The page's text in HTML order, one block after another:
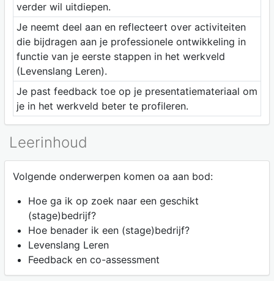
verder wil uitdiepen.
Je neemt deel aan en reflecteert over activiteiten
die bijdragen aan je professionele ontwikkeling in
functie van je eerste stappen in het werkveld
(Levenslang Leren).
Je past feedback toe op je presentatiemateriaal om
je in het werkveld beter te profileren.
Leerinhoud
Volgende onderwerpen komen oa aan bod:
Hoe ga ik op zoek naar een geschikt
(stage)bedrijf?
Hoe benader ik een (stage)bedrijf?
Levenslang Leren
Feedback en co-assessment